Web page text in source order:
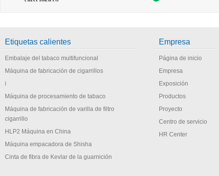
Etiquetas calientes
Embalaje del tabaco multifuncional
Máquina de fabricación de cigarrillos
i
Máquina de procesamiento de tabaco
Máquina de fabricación de varilla de filtro
cigarrillo
HLP2 Máquina en China
Máquina empacadora de Shisha
Cinta de fibra de Kevlar de la guarnición
Empresa
Página de inicio
Empresa
Exposición
Productos
Proyecto
Centro de servicio
HR Center